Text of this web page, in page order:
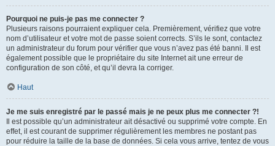
Pourquoi ne puis-je pas me connecter ?
Plusieurs raisons pourraient expliquer cela. Premièrement, vérifiez que votre
nom d’utilisateur et votre mot de passe soient corrects. S’ils le sont, contactez
un administrateur du forum pour vérifier que vous n’avez pas été banni. Il est
également possible que le propriétaire du site Internet ait une erreur de
configuration de son côté, et qu’il devra la corriger.
Haut
Je me suis enregistré par le passé mais je ne peux plus me connecter ?!
Il est possible qu’un administrateur ait désactivé ou supprimé votre compte. En
effet, il est courant de supprimer régulièrement les membres ne postant pas
pour réduire la taille de la base de données. Si cela vous arrive, tentez de vous